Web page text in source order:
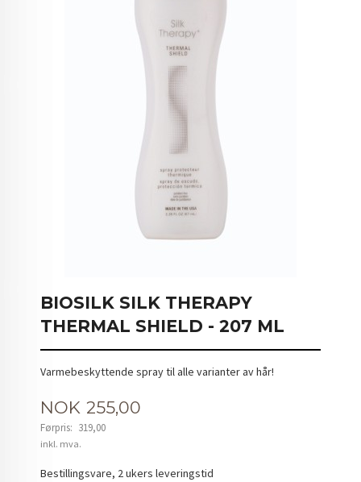
BIOSILK SILK THERAPY
THERMAL SHIELD - 207 ML
Varmebeskyttende spray til alle varianter av hår!
Tilbud
NOK 255,00
Førpris: 319,00
Rabatt
inkl. mva.
Bestillingsvare, 2 ukers leveringstid